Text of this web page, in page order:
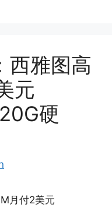
西雅图高
元
硬
月付2美元